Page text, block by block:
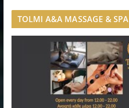
TOLMI A&A MASSAGE & SPA